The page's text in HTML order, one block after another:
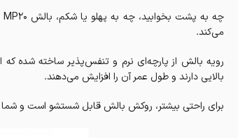
می‌کند.
رویه بالش از پارچه‌ای نرم و تنفس‌پذیر ساخته شده
بالایی دارند و طول عمر آن را افزایش می‌دهند.
برای راحتی بیشتر، روکش بالش قابل شستشو است و شما